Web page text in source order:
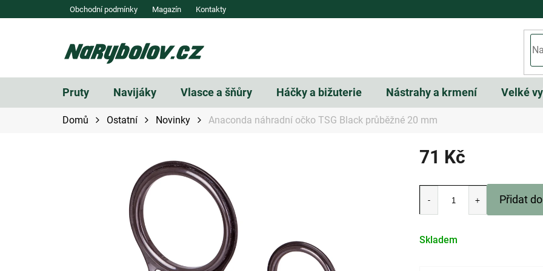
na
Obchodní podmínky Magazín Kontakty
Pruty Navijáky Vlasce a šňůry Háčky a bižuterie Nástrahy a krmení Velké
Domů Ostatní Novinky Anaconda náhradní očko TSG Black průběžné 20 mm
71 Kč
Skladem
Přidat